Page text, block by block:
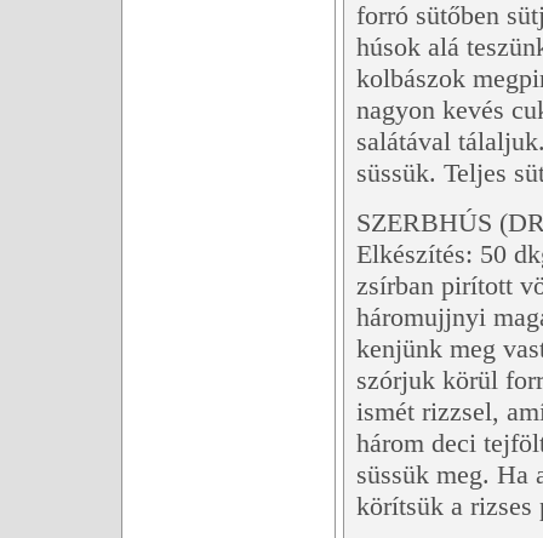
forró sütőben
húsok alá
kolbászok
nagyon kevés
salátával
süssük. Teljes
SZERBHÚS
Elkészítés: 50
zsírban pirított
háromujjnyi
kenjünk meg
szórjuk körül
ismét rizzsel,
három deci
süssük meg.
körítsük a rizses